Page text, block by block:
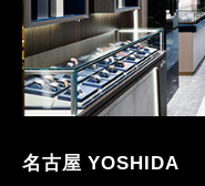
名古屋 YOSHIDA